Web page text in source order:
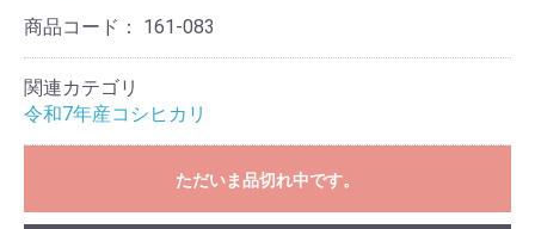
商品コード： 161-083
関連カテゴリ
令和7年産コシヒカリ
ただいま品切れ中です。
お買い物を続ける
カートへ進む